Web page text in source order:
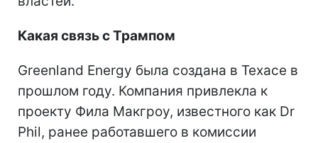
Какая связь с Трампом
Greenland Energy была создана в Техасе в
прошлом году. Компания привлекла к
проекту Фила Макгроу, известного как Dr
Phil, ранее работавшего в комиссии